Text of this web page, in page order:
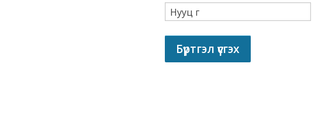
Нууц үг
Бүртгэл үүсгэх